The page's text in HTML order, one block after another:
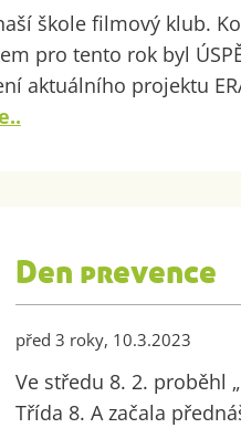
škole filmový klub.
pro tento rok byl
aktuálního projektu
Den prevence
před 3 roky, 10.3.2023
Ve středu 8. 2. proběhl
Třída 8. A začala